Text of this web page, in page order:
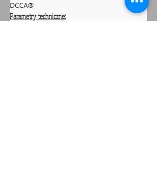
DCCA®
Parametry techniczne: